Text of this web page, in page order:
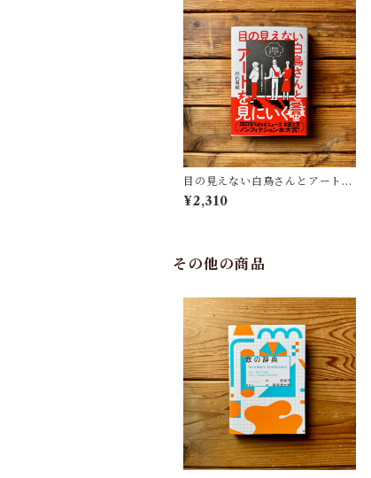
目の見えない白鳥さんとアートを
見にいく | 川内 有緒
¥2,310
その他の商品